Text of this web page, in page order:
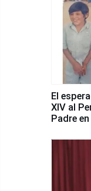
El
XIV al
Padre